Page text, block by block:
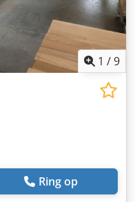
1 /9
Ring op